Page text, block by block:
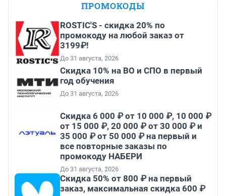
ПРОМОКОДЫ
ROSTIC'S - скидка 20% по
промокоду на любой заказ от
3199₽!
До 31 августа, 2026
Скидка 10% на ВО и СПО в первый
год обучения
До 31 августа, 2026
Скидка 6 000 ₽ от 10 000 ₽, 10 000 ₽
от 15 000 ₽, 20 000 ₽ от 30 000 ₽ и
35 000 ₽ от 50 000 ₽ на первый и
все повторные заказы по
промокоду НАБЕРИ
До 31 августа, 2026
Скидка 50% от 800 ₽ на первый
заказ, максимальная скидка 600 ₽